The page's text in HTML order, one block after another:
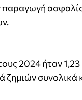
παραγωγή
2024 ήταν 1,23
ζημιών